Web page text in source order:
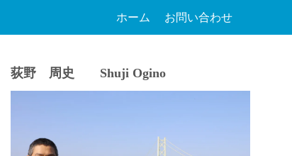
ホーム お問い合わせ
荻野 周史 Shuji Ogino